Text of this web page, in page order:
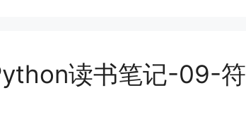
读书笔记-09-符